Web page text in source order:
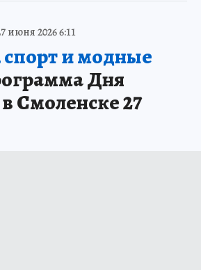
июня 2026 6:11
и модные
Дня
Смоленске 27